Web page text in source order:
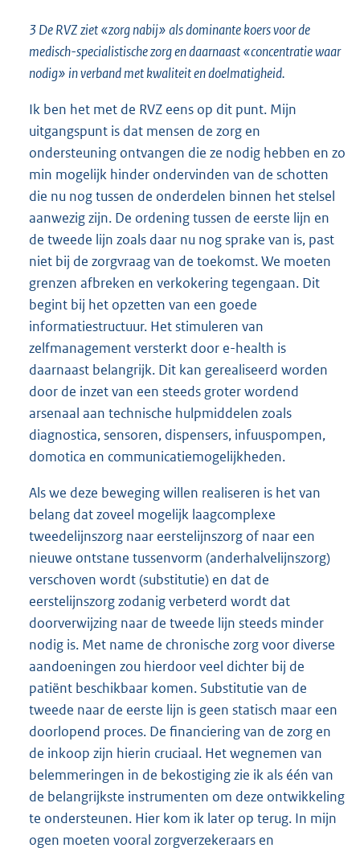
3 De RVZ ziet «zorg nabij» als dominante koers voor de
medisch-specialistische zorg en daarnaast «concentratie waar
nodig» in verband met kwaliteit en doelmatigheid.
Ik ben het met de RVZ eens op dit punt. Mijn
uitgangspunt is dat mensen de zorg en
ondersteuning ontvangen die ze nodig hebben en zo
min mogelijk hinder ondervinden van de schotten
die nu nog tussen de onderdelen binnen het stelsel
aanwezig zijn. De ordening tussen de eerste lijn en
de tweede lijn zoals daar nu nog sprake van is, past
niet bij de zorgvraag van de toekomst. We moeten
grenzen afbreken en verkokering tegengaan. Dit
begint bij het opzetten van een goede
informatiestructuur. Het stimuleren van
zelfmanagement versterkt door e-health is
daarnaast belangrijk. Dit kan gerealiseerd worden
door de inzet van een steeds groter wordend
arsenaal aan technische hulpmiddelen zoals
diagnostica, sensoren, dispensers, infuuspompen,
domotica en communicatiemogelijkheden.
Als we deze beweging willen realiseren is het van
belang dat zoveel mogelijk laagcomplexe
tweedelijnszorg naar eerstelijnszorg of naar een
nieuwe ontstane tussenvorm (anderhalvelijnszorg)
verschoven wordt (substitutie) en dat de
eerstelijnszorg zodanig verbeterd wordt dat
doorverwijzing naar de tweede lijn steeds minder
nodig is. Met name de chronische zorg voor diverse
aandoeningen zou hierdoor veel dichter bij de
patiënt beschikbaar komen. Substitutie van de
tweede naar de eerste lijn is geen statisch maar een
doorlopend proces. De financiering van de zorg en
de inkoop zijn hierin cruciaal. Het wegnemen van
belemmeringen in de bekostiging zie ik als één van
de belangrijkste instrumenten om deze ontwikkeling
te ondersteunen. Hier kom ik later op terug. In mijn
ogen moeten vooral zorgverzekeraars en